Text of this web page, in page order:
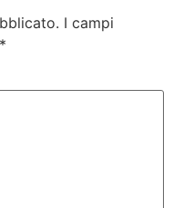
I campi
*